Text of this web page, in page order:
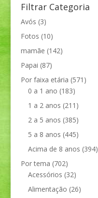
Filtrar Categoria
Avós (3)
Fotos (10)
mamãe (142)
Papai (87)
Por faixa etária (571)
0 a 1 ano (183)
1 a 2 anos (211)
2 a 5 anos (385)
5 a 8 anos (445)
Acima de 8 anos (394)
Por tema (702)
Acessórios (32)
Alimentação (26)